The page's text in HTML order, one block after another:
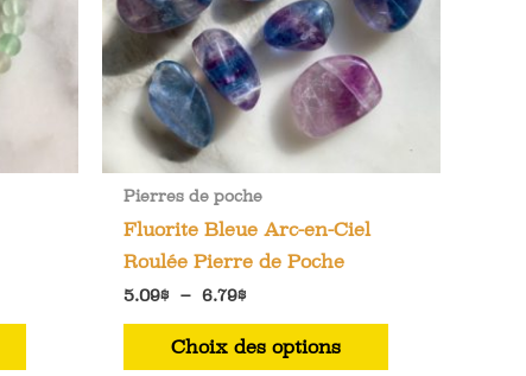
Ce
Pierres de poche
Fluorite Bleue Arc-en-Ciel
Roulée Pierre de Poche
5.09$ – 6.79$Plage
5.09$
Choix des options
Ce